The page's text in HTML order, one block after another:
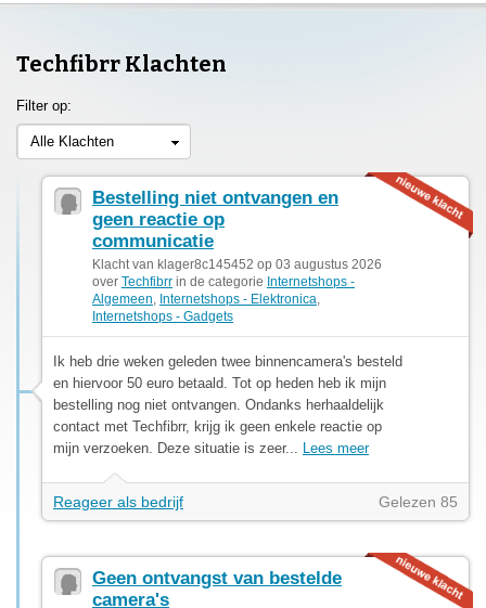
Techfibrr Klachten
Filter op:
Alle Klachten
Bestelling niet ontvangen en
geen reactie op
communicatie
Klacht van klager8c145452 op 03 augustus 2026
over Techfibrr in de categorie Internetshops -
Algemeen Internetshops - Elektronica
Internetshops - Gadgets
Ik heb drie weken geleden twee binnencamera's besteld
en hiervoor 50 euro betaald. Tot op heden heb ik mijn
bestelling nog niet ontvangen. Ondanks herhaaldelijk
contact met Techfibrr, krijg ik geen enkele reactie op
mijn verzoeken. Deze situatie is zeer... Lees meer
Reageer als bedrijf Gelezen 85
Geen ontvangst van bestelde
camera's